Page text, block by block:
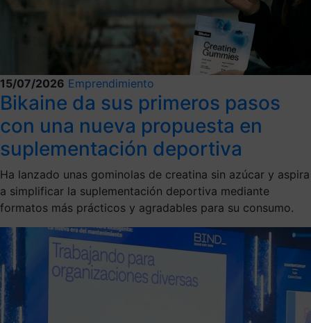
15/07/2026 Emprendimiento
Bikaine da sus primeros pasos
con una nueva propuesta en
suplementación deportiva
Ha lanzado unas gominolas de creatina sin azúcar y aspira
a simplificar la suplementación deportiva mediante
formatos más prácticos y agradables para su consumo.